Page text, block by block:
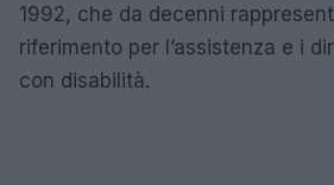
1992, che da decenni
riferimento per l’assistenza e i
con disabilità.